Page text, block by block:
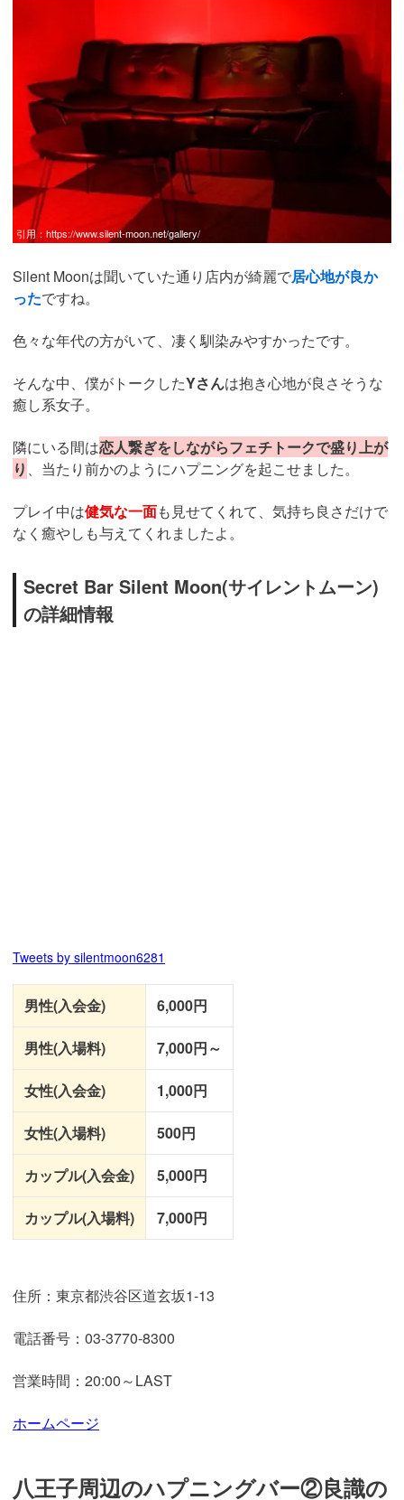
引用： https://www.silent-moon.net/gallery/
Silent Moonは聞いていた通り店内が綺麗で居心地が良か
ったですね。
色々な年代の方がいて、凄く馴染みやすかったです。
そんな中、僕がトークしたYさんは抱き心地が良さそうな
癒し系女子。
隣にいる間は恋人繋ぎをしながらフェチトークで盛り上が
り 、当たり前かのようにハプニングを起こせました。
プレイ中は健気な一面も見せてくれて、気持ち良さだけで
なく癒やしも与えてくれましたよ。
Secret Bar Silent Moon(サイレントムーン)
の詳細情報
Tweets by silentmoon6281
男性(入会金) 6,000円
男性(入場料) 7,000円～
女性(入会金) 1,000円
女性(入場料) 500円
カップル(入会金) 5,000円
カップル(入場料) 7,000円
住所：東京都渋谷区道玄坂1-13
電話番号：03-3770-8300
営業時間：20:00～LAST
ホームページ
八王子周辺のハプニングバー②良識の